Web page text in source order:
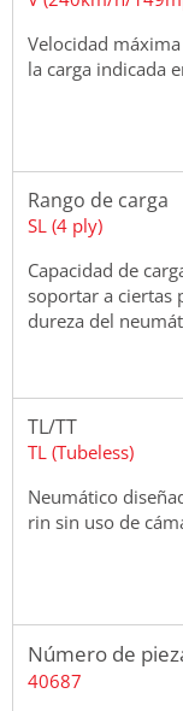
Velocidad
la carga indicada
Rango de carga
SL (4 ply)
Capacidad de
soportar a ciertas
dureza del
TL/TT
TL (Tubeless)
Neumático
rin sin uso de
Número de
40687